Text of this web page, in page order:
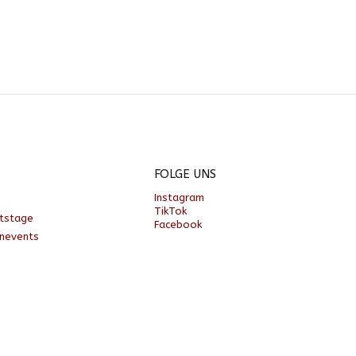
FOLGE UNS
Instagram
TikTok
Facebook